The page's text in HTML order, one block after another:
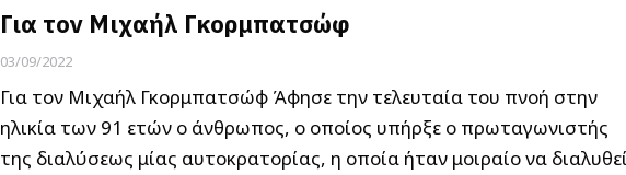
Για τον Μιχαήλ Γκορμπατσώφ
03/09/2022
Για τον Μιχαήλ Γκορμπατσώφ Άφησε την τελευταία του πνοή στην
ηλικία των 91 ετών ο άνθρωπος, ο οποίος υπήρξε ο πρωταγωνιστής
της διαλύσεως μίας αυτοκρατορίας, η οποία ήταν μοιραίο να